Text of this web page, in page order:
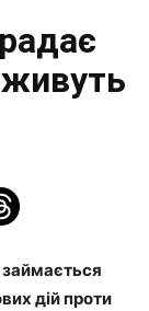
живуть
займається
дій проти